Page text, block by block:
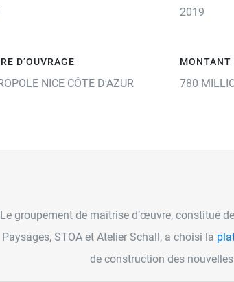
2019
D’OUVRAGE
NICE CÔTE D'AZUR
MONTANT
780
Le groupement de maîtrise d’œuvre, constitué
Paysages, STOA et Atelier Schall, a choisi la
de construction des